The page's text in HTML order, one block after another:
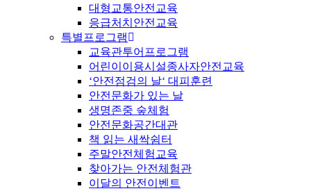
대형교통안전교육
응급처치안전교육
특별프로그램
교육관투어프로그램
어린이이용시설종사자안전교육
‘안전점검의 날‘ 대피훈련
안전문화가 있는 날
생명존중 숲체험
안전문화공간대관
책 읽는 새싹쉼터
주말안전체험교육
찾아가는 안전체험관
이달의 안전이벤트